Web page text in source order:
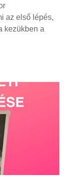
az első lépés,
kezükben a